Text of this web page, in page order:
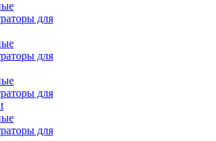
для
для
для
для